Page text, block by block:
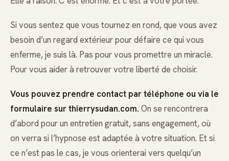
Si vous sentez que vous tournez en rond, que vous avez
besoin d’un regard extérieur pour défaire ce qui vous
enferme, je suis là. Pas pour vous promettre un miracle.
Pour vous aider à retrouver votre liberté de choisir.
Vous pouvez prendre contact par téléphone ou via le
formulaire sur thierrysudan.com. On se rencontrera
d’abord pour un entretien gratuit, sans engagement, où
on verra si l’hypnose est adaptée à votre situation. Et si
ce n’est pas le cas, je vous orienterai vers quelqu’un